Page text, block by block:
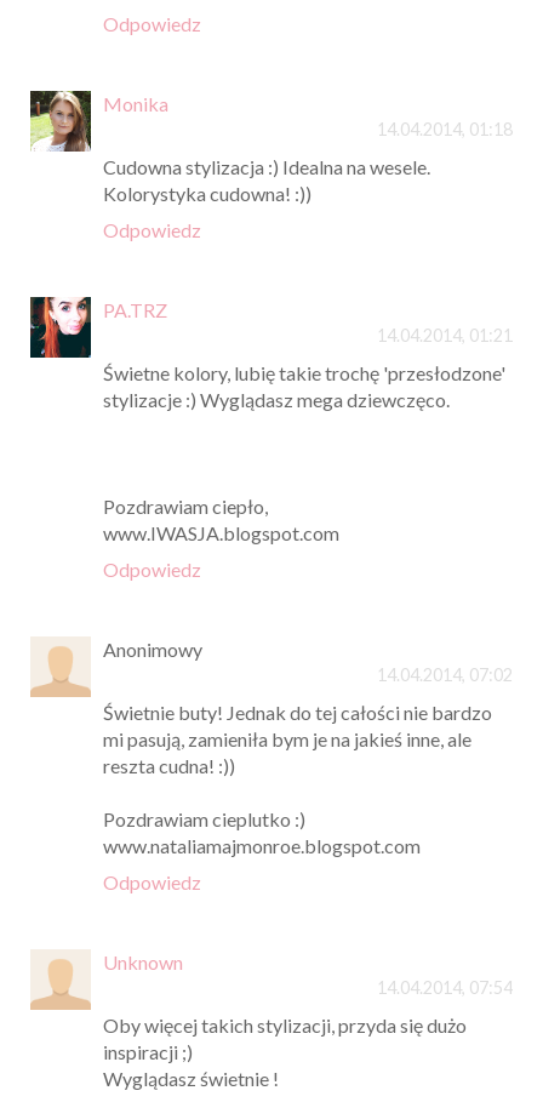
Odpowiedz
Monika
14.04.2014, 01:18
Cudowna stylizacja :) Idealna na wesele.
Kolorystyka cudowna! :))
Odpowiedz
PA.TRZ
14.04.2014, 01:21
Świetne kolory, lubię takie trochę 'przesłodzone'
stylizacje :) Wyglądasz mega dziewczęco.
Pozdrawiam ciepło,
www.IWASJA.blogspot.com
Odpowiedz
Anonimowy
14.04.2014, 07:02
Świetnie buty! Jednak do tej całości nie bardzo
mi pasują, zamieniła bym je na jakieś inne, ale
reszta cudna! :))
Pozdrawiam cieplutko :)
www.nataliamajmonroe.blogspot.com
Odpowiedz
Unknown
14.04.2014, 07:54
Oby więcej takich stylizacji, przyda się dużo
inspiracji ;)
Wyglądasz świetnie !